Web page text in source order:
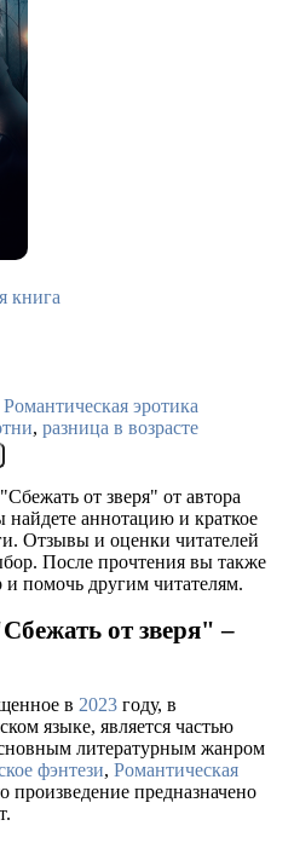
книга
Романтическая эротика
, разница в возрасте
от зверя" от автора
найдете аннотацию и краткое
Отзывы и оценки читателей
После прочтения вы также
и помочь другим читателям.
от зверя" –
в 2023 году, в
языке, является частью
литературным жанром
фэнтези, Романтическая
произведение предназначено